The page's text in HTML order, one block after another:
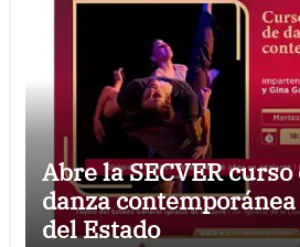
Abre la SECVER
danza
del Estado